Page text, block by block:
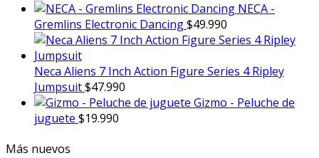
NECA -
Gremlins Electronic Dancing$49.990
Neca Aliens 7 Inch Action Figure Series 4 Ripley
Jumpsuit$47.990
Gizmo - Peluche de
juguete $19.990
Más nuevos